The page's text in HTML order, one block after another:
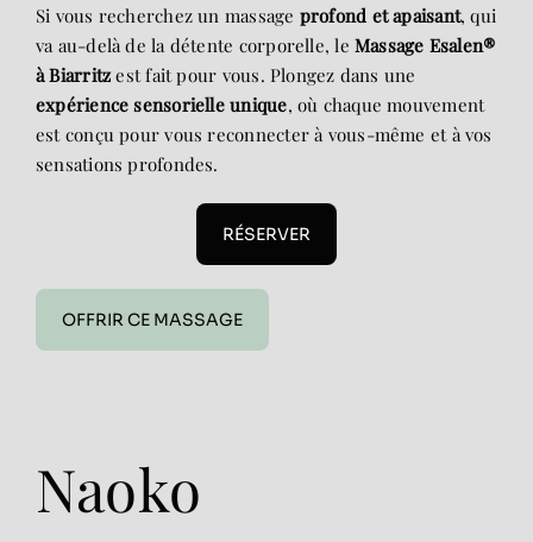
Si vous recherchez un massage profond et apaisant, qui
va au-delà de la détente corporelle, le Massage Esalen®
à Biarritzest fait pour vous. Plongez dans une
expérience sensorielle unique, où chaque mouvement
est conçu pour vous reconnecter à vous-même et à vos
sensations profondes.
RÉSERVER
OFFRIR CE MASSAGE
Naoko